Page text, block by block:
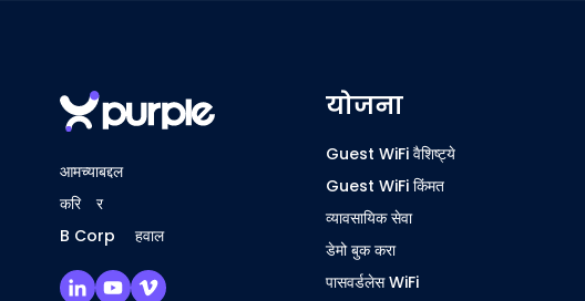
आमच्याबद्दल
करिअर
B Corp अहवाल
योजना
Guest WiFi वैशिष्ट्ये
Guest WiFi किंमत
व्यावसायिक सेवा
डेमो बुक करा
पासवर्डलेस WiFi